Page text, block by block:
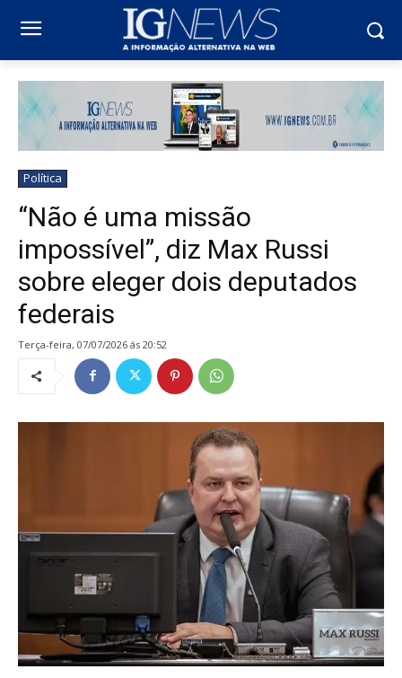
Política
“Não é uma missão
impossível”, diz Max Russi
sobre eleger dois deputados
federais
terça-feira, 07/07/2026 ás 20:52